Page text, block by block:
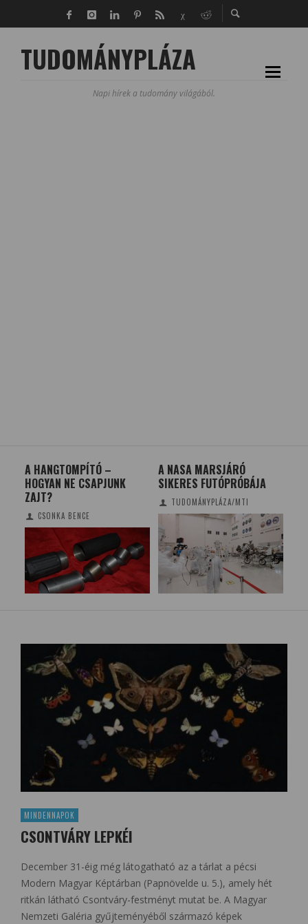
TUDOMÁNYPLÁZA
Napi hírek a tudomány világából.
A HANGTOMPÍTÓ –
HOGYAN NE CSAPJUNK
ZAJT?
CSONKA BENCE
A NASA MARSJÁRÓ
SIKERES FUTÓPRÓBÁJA
TUDOMÁNYPLÁZA/MTI
MINDENNAPOK
CSONTVÁRY LEPKÉI
December 31-éig még látogatható az a tárlat a pécsi
Modern Magyar Képtárban (Papnövelde u. 5.), amely hét
ritkán látható Csontváry-festményt mutat be. A Magyar
Nemzeti Galéria gyűjteményéből származó képek